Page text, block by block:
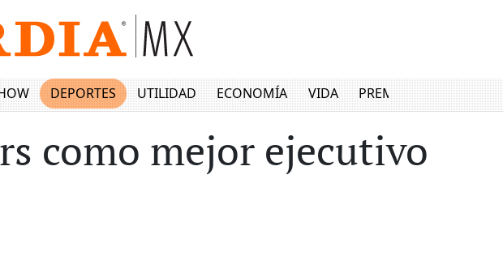
DEPORTES UTILIDAD ECONOMÍA VIDA PREMIUM
como mejor ejecutivo